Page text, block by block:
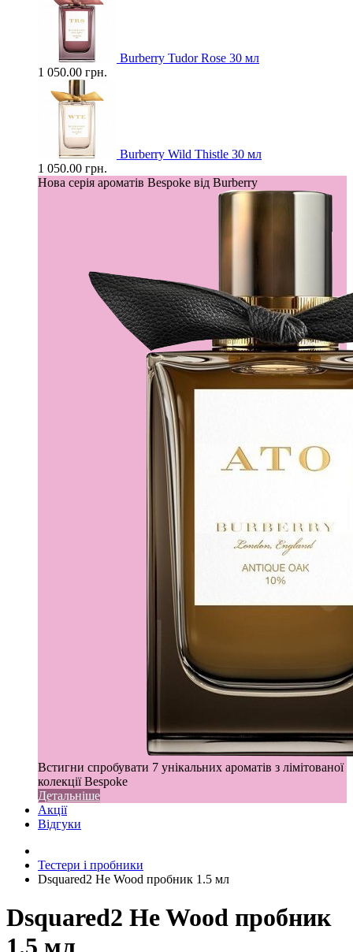
Burberry Tudor Rose 30 мл
1 050.00 грн.
Burberry Wild Thistle 30 мл
1 050.00 грн.
Нова серія ароматів Bespoke від Burberry
Встигни спробувати 7 унікальних ароматів з лімітованої
колекції Bespoke
Детальніше
Акції
Відгуки
Тестери і пробники
Dsquared2 He Wood пробник 1.5 мл
Dsquared2 He Wood пробник